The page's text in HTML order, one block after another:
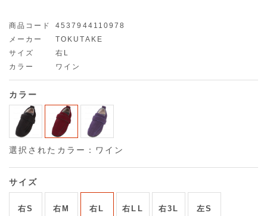
商品コード
4537944110978
メーカー
TOKUTAKE
サイズ
右L
カラー
ワイン
カラー
選択されたカラー：ワイン
サイズ
右S 右M 右L 右LL 右3L 左S